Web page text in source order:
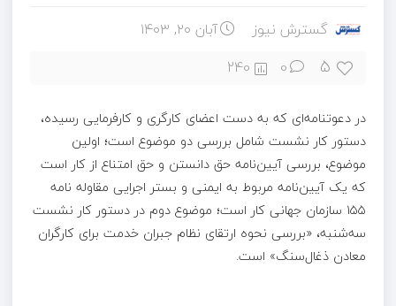
گسترش نیوز آبان ۲۰, ۱۴۰۳
5
0
240
در دعوتنامه‌ای که به دست اعضای کارگری و کارفرمایی رسیده،
دستور کار نشست شامل بررسی دو موضوع است؛ اولین
موضوع، بررسی آیین‌نامه حق دانستن و حق امتناع از کار است
که یک آیین‌نامه مربوط به ایمنی و بستر اجرایی مقاوله نامه
۱۵۵ سازمان جهانی کار است؛ موضوع دوم در دستور کار نشست
سه‌شنبه، «بررسی نحوه ارتقای نظام جبران خدمت برای کارگران
معادن ذغال‌سنگ» است.